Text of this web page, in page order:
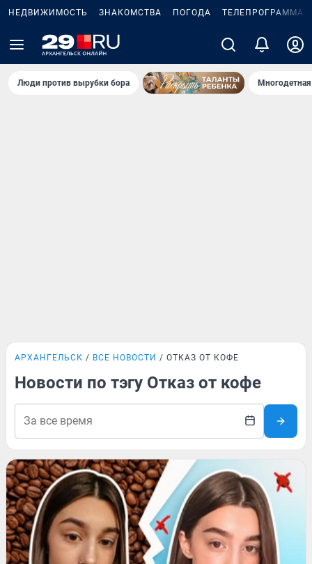
НЕДВИЖИМОСТЬ ЗНАКОМСТВА ПОГОДА ТЕЛЕПРОГРАММА
Люди против вырубки бора
АРХАНГЕЛЬСК ВСЕ НОВОСТИ ОТКАЗ ОТ КОФЕ
Новости по тэгу Отказ от кофе